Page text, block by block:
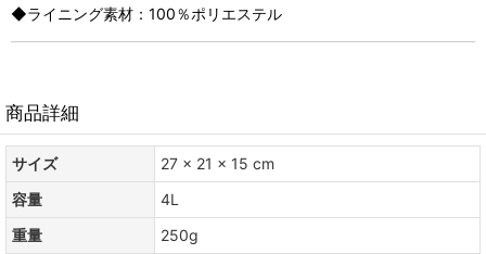
◆ライニング素材：100％ポリエステル
商品詳細
サイズ
27 x 21 x 15 cm
容量
4L
重量
250g